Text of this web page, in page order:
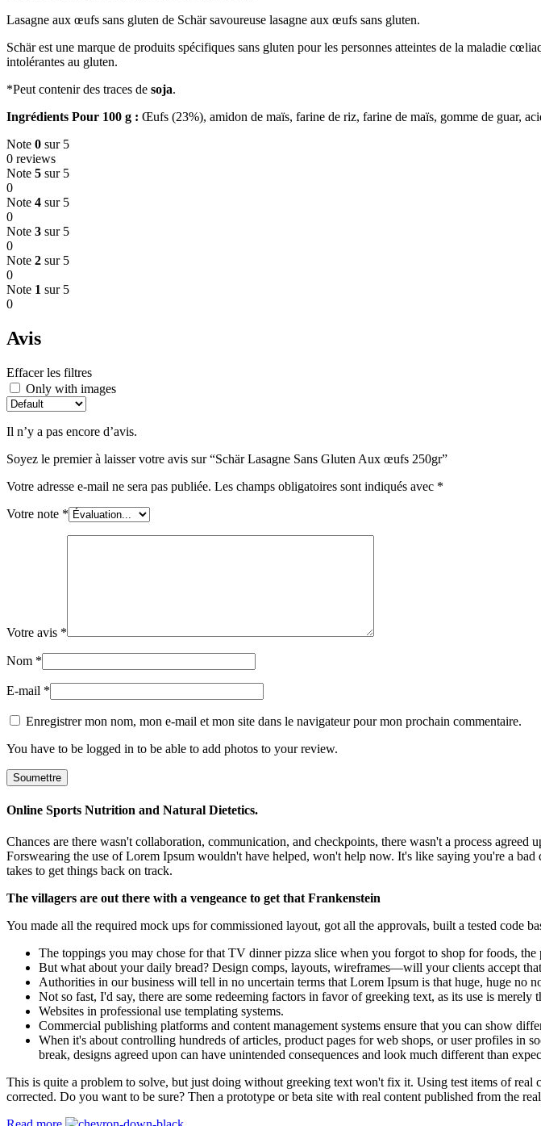
Lasagne aux œufs sans gluten de Schär savoureuse lasagne aux œufs sans gluten.
Schär est une marque de produits spécifiques sans gluten pour les personnes atteintes de la maladie
intolérantes au gluten.
*Peut contenir des traces de soja.
Ingrédients Pour 100 g : Œufs (23%), amidon de maïs, farine de riz, farine de maïs, gomme de guar,
Note 0 sur 5
0 reviews
Note 5 sur 5
0
Note 4 sur 5
0
Note 3 sur 5
0
Note 2 sur 5
0
Note 1 sur 5
0
Avis
Effacer les filtres
Only with images
Il n’y a pas encore d’avis.
Soyez le premier à laisser votre avis sur “Schär Lasagne Sans Gluten Aux œufs 250gr”
Votre adresse e-mail ne sera pas publiée. Les champs obligatoires sont indiqués avec *
Votre note *
Votre avis *
Nom *
E-mail *
Enregistrer mon nom, mon e-mail et mon site dans le navigateur pour mon prochain commentaire.
You have to be logged in to be able to add photos to your review.
Online Sports Nutrition and Natural Dietetics.
Chances are there wasn't collaboration, communication, and checkpoints, there wasn't a process
Forswearing the use of Lorem Ipsum wouldn't have helped, won't help now. It's like saying you're a
takes to get things back on track.
The villagers are out there with a vengeance to get that Frankenstein
You made all the required mock ups for commissioned layout, got all the approvals, built a tested code
The toppings you may chose for that TV dinner pizza slice when you forgot to shop for foods,
But what about your daily bread? Design comps, layouts, wireframes—will your clients accept
Authorities in our business will tell in no uncertain terms that Lorem Ipsum is that huge, huge no
Not so fast, I'd say, there are some redeeming factors in favor of greeking text, as its use is
Websites in professional use templating systems.
Commercial publishing platforms and content management systems ensure that you can show
When it's about controlling hundreds of articles, product pages for web shops, or user profiles
break, designs agreed upon can have unintended consequences and look much different than
This is quite a problem to solve, but just doing without greeking text won't fix it. Using test items of
corrected. Do you want to be sure? Then a prototype or beta site with real content published from the